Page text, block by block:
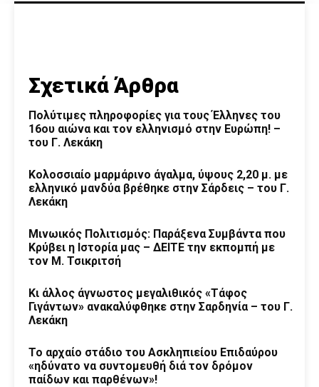
Σχετικά Άρθρα
Πολύτιμες πληροφορίες για τους Έλληνες του
16ου αιώνα και τον ελληνισμό στην Ευρώπη! –
του Γ. Λεκάκη
Κολοσσιαίο μαρμάρινο άγαλμα, ύψους 2,20 μ. με
ελληνικό μανδύα βρέθηκε στην Σάρδεις – του Γ.
Λεκάκη
Μινωικός Πολιτισμός: Παράξενα Συμβάντα που
Κρύβει η Ιστορία μας – ΔΕΙΤΕ την εκπομπή με
τον Μ. Τσικριτσή
Κι άλλος άγνωστος μεγαλιθικός «Τάφος
Γιγάντων» ανακαλύφθηκε στην Σαρδηνία – του Γ.
Λεκάκη
Το αρχαίο στάδιο του Ασκληπιείου Επιδαύρου
«ηδύνατο να συντομευθή διά τον δρόμον
παίδων και παρθένων»!